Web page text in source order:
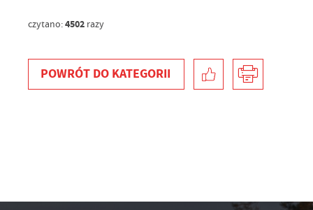
czytano:4502razy
POWRÓT DO KATEGORII